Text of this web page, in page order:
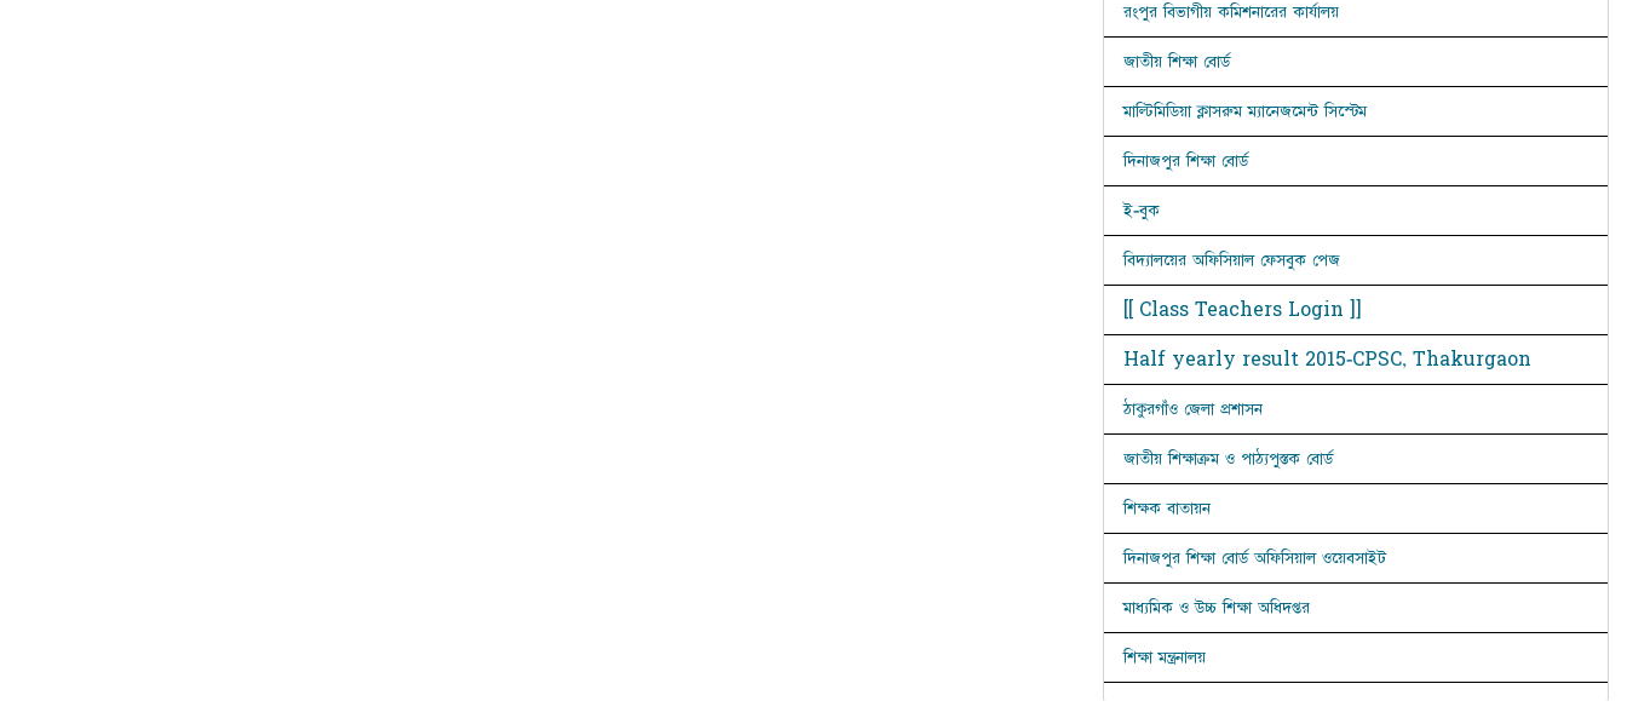
রংপুর বিভাগীয় কমিশনারের কার্যালয়
জাতীয় শিক্ষা বোর্ড
মাল্টিমিডিয়া ক্লাসরুম ম্যানেজমেন্ট সিস্টেম
দিনাজপুর শিক্ষা বোর্ড
ই-বুক
বিদ্যালয়ের অফিসিয়াল ফেসবুক পেজ
[[ Class Teachers Login ]]
Half yearly result 2015-CPSC, Thakurgaon
ঠাকুরগাঁও জেলা প্রশাসন
জাতীয় শিক্ষাক্রম ও পাঠ্যপুস্তক বোর্ড
শিক্ষক বাতায়ন
দিনাজপুর শিক্ষা বোর্ড অফিসিয়াল ওয়েবসাইট
মাধ্যমিক ও উচ্চ শিক্ষা অধিদপ্তর
শিক্ষা মন্ত্রনালয়